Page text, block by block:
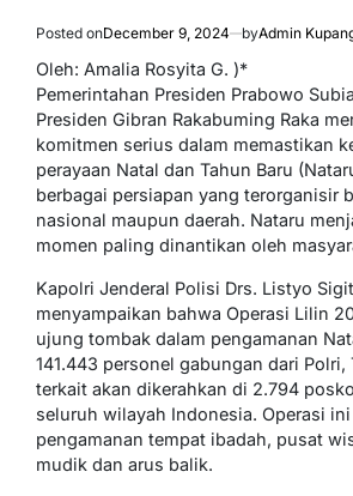
Posted onDecember 9, 2024 byAdmin
Oleh: Amalia Rosyita G. )*
Pemerintahan Presiden Prabowo
Presiden Gibran Rakabuming Raka
komitmen serius dalam memastikan
perayaan Natal dan Tahun Baru
berbagai persiapan yang terorganisir
nasional maupun daerah. Nataru
momen paling dinantikan oleh
Kapolri Jenderal Polisi Drs. Listyo
menyampaikan bahwa Operasi Lilin
ujung tombak dalam pengamanan
141.443 personel gabungan dari
terkait akan dikerahkan di 2.794
seluruh wilayah Indonesia. Operasi
pengamanan tempat ibadah, pusat
mudik dan arus balik.